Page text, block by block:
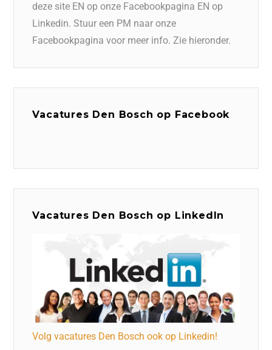
deze site EN op onze Facebookpagina EN op
Linkedin. Stuur een PM naar onze
Facebookpagina voor meer info. Zie hieronder.
Vacatures Den Bosch op Facebook
Vacatures Den Bosch op LinkedIn
Volg vacatures Den Bosch ook op Linkedin!